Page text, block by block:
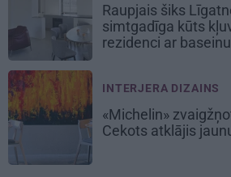
Raupjais šiks
simtgadīga kūts
rezidenci ar
INTERJERA DIZAINS
«Michelin»
Cekots atklājis